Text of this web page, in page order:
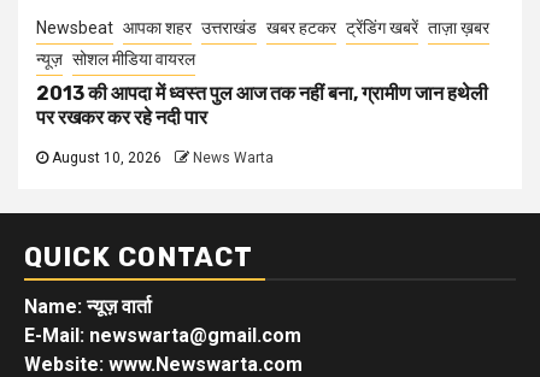
Newsbeat आपका शहर उत्तराखंड खबर हटकर ट्रेंडिंग खबरें ताज़ा ख़बर
न्यूज़ सोशल मीडिया वायरल
2013 की आपदा में ध्वस्त पुल आज तक नहीं बना, ग्रामीण जान हथेली
पर रखकर कर रहे नदी पार
August 10, 2026 News Warta
QUICK CONTACT
Name: न्यूज़ वार्ता
E-Mail: newswarta@gmail.com
Website: www.Newswarta.com